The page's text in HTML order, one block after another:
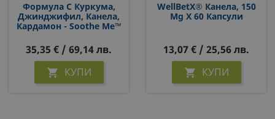
Формула С Куркума,
Джинджифил, Канела,
Кардамон - Soothe Me™
Earth & Sea,125 G Прах/
25 Дози
35,35 € / 69,14 лв.
 КУПИ
WellBetX® Канела, 150
Mg Х 60 Капсули
13,07 € / 25,56 лв.
 КУПИ